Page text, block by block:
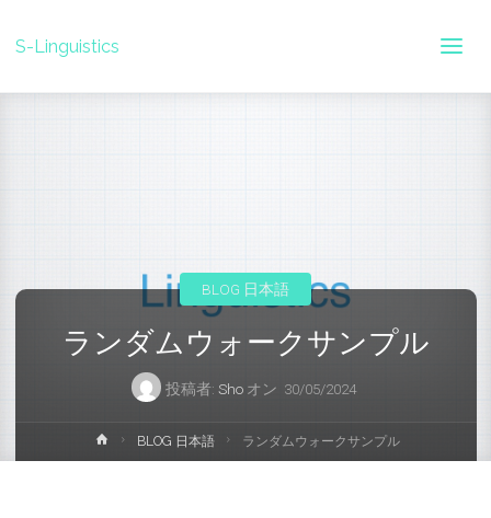
S-Linguistics
ランダムウォークサンプル
投稿者: Sho オン 30/05/2024
BLOG 日本語
ホ
ー
BLOG 日本語 ランダムウォークサンプル